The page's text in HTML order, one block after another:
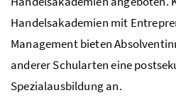
Handelsakademien mit
Management bieten
anderer Schularten eine
Spezialausbildung an.